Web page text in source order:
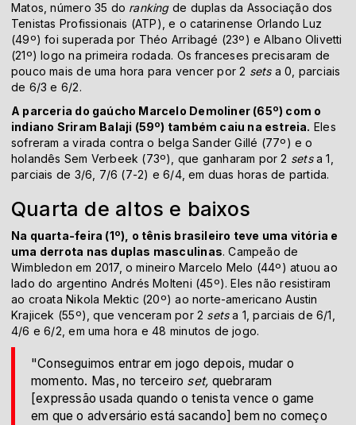
Matos, número 35 do rankingde duplas da Associação dos
Tenistas Profissionais (ATP), e o catarinense Orlando Luz
(49º) foi superada por Théo Arribagé (23º) e Albano Olivetti
(21º) logo na primeira rodada. Os franceses precisaram de
pouco mais de uma hora para vencer por 2 setsa 0, parciais
de 6/3 e 6/2.
A parceria do gaúcho Marcelo Demoliner (65º) com o
indiano Sriram Balaji (59º) também caiu na estreia. Eles
sofreram a virada contra o belga Sander Gillé (77º) e o
holandês Sem Verbeek (73º), que ganharam por 2 setsa 1,
parciais de 3/6, 7/6 (7-2) e 6/4, em duas horas de partida.
Quarta de altos e baixos
Na quarta-feira (1º), o tênis brasileiro teve uma vitória e
uma derrota nas duplas masculinas. Campeão de
Wimbledon em 2017, o mineiro Marcelo Melo (44º) atuou ao
lado do argentino Andrés Molteni (45º). Eles não resistiram
ao croata Nikola Mektic (20º) ao norte-americano Austin
Krajicek (55º), que venceram por 2 setsa 1, parciais de 6/1,
4/6 e 6/2, em uma hora e 48 minutos de jogo.
"Conseguimos entrar em jogo depois, mudar o
momento. Mas, no terceiro set, quebraram
[expressão usada quando o tenista vence o game
em que o adversário está sacando] bem no começo